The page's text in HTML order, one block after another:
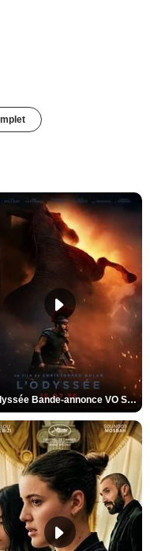
L'Odyssée Bande-annonce VO STFR